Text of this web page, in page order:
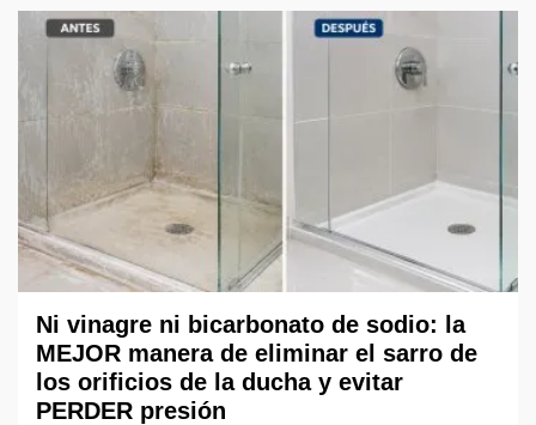
Ni vinagre ni bicarbonato de sodio: la
MEJOR manera de eliminar el sarro de
los orificios de la ducha y evitar
PERDER presión